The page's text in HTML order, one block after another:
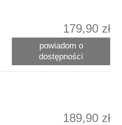
179,90 zł
powiadom o
dostępności
189,90 zł